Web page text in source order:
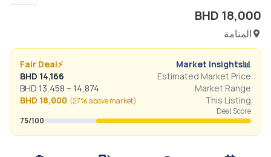
BHD 18,000
المنامة
📊
Market Insights
⚡
Fair Deal
Estimated Market Price
BHD 14,166
Market Range
BHD 13,458 – 14,874
This Listing
BHD 18,000 (27% abovemarket)
Deal Score
75/100